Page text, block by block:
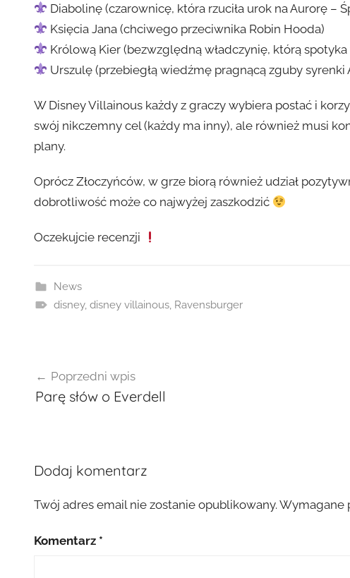
Diabolinę (czarownicę, która rzuciła urok na Aurorę –
Księcia Jana (chciwego przeciwnika Robin Hooda)
Królową Kier (bezwzględną władczynię, którą
Urszulę (przebiegłą wiedźmę pragnącą zguby syrenki
W Disney Villainous każdy z graczy wybiera postać i
swój nikczemny cel (każdy ma inny), ale również musi
plany.
Oprócz Złoczyńców, w grze biorą również udział
dobrotliwość może co najwyżej zaszkodzić
Oczekujcie recenzji
News
disney, disney villainous, Ravensburger
wpisuPoprzedni wpis
Parę słów o Everdell
Dodaj komentarz
Twój adres email nie zostanie opublikowany. Wymagane
Komentarz *